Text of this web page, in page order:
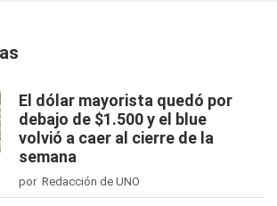
El dólar mayorista quedó por
debajo de $1.500 y el blue
volvió a caer al cierre de la
semana
por Redacción de UNO